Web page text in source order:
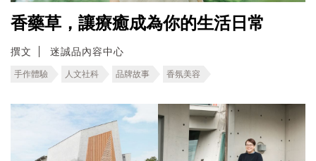
香藥草，讓療癒成為你的生活日常
撰文 迷誠品內容中心
手作體驗 人文社科 品牌故事 香氛美容